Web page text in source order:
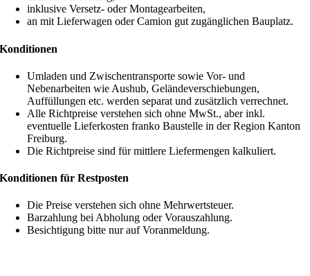
inklusive Versetz- oder Montagearbeiten,
an mit Lieferwagen oder Camion gut zugänglichen Bauplatz.
Konditionen
Umladen und Zwischentransporte sowie Vor- und
Nebenarbeiten wie Aushub, Geländeverschiebungen,
Auffüllungen etc. werden separat und zusätzlich verrechnet.
Alle Richtpreise verstehen sich ohne MwSt., aber inkl.
eventuelle Lieferkosten franko Baustelle in der Region Kanton
Freiburg.
Die Richtpreise sind für mittlere Liefermengen kalkuliert.
Konditionen für Restposten
Die Preise verstehen sich ohne Mehrwertsteuer.
Barzahlung bei Abholung oder Vorauszahlung.
Besichtigung bitte nur auf Voranmeldung.